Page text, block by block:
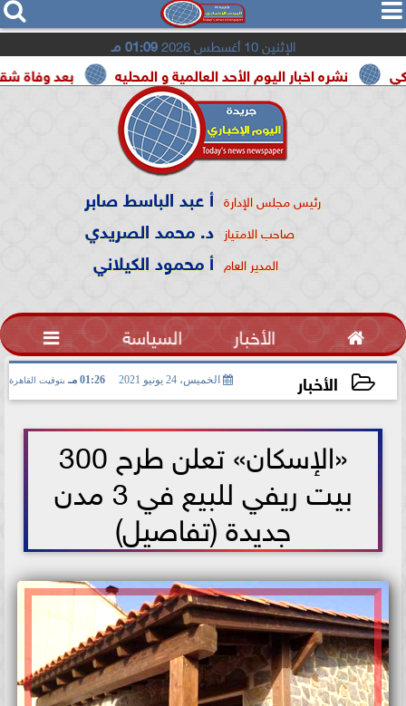
  
الإثنين 10 أغسطس 2026 01:09 مـ
بعد وفاة شقيقه اخبار اليوم الأحد العالمية و المحليه
رئيس مجلس الإدارة أ عبد الباسط صابر
صاحب الامتياز د. محمد الصريدي
المدير العام أ محمود الكيلاني
 الأخبار السياسة 
الأخبار الخميس، 24 يونيو 2021 01:26 مـ بتوقيت القاهرة
«الإسكان» تعلن طرح 300
بيت ريفي للبيع في 3 مدن
جديدة (تفاصيل)